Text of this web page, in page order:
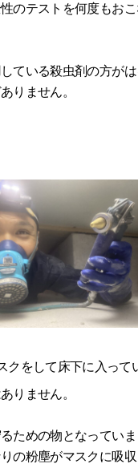
のテストを何度もお
ている殺虫剤の方が
りません。
クをして床下に入って
りません。
ための物となっていま
の粉塵がマスクに吸